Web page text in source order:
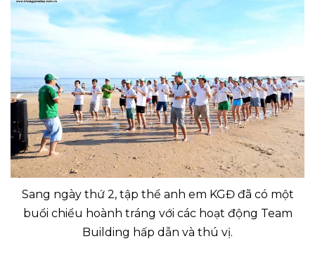
Sang ngày thứ 2, tập thể anh em KGĐ đã có một
buổi chiểu hoành tráng với các hoạt động Team
Building hấp dẫn và thú vị.